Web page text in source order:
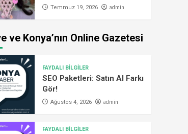
Temmuz 19, 2026 admin
ve Konya’nın Online Gazetesi
FAYDALI BİLGİLER
SEO Paketleri: Satın Al Farkı
Gör!
Ağustos 4, 2026 admin
FAYDALI BİLGİLER